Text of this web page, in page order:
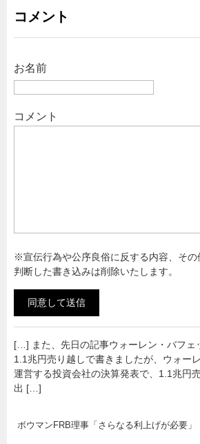
コメント
お名前
コメント
※宣伝行為や公序良俗に反する内容、その
判断した書き込みは削除いたします。
[…] また、先日の記事ウォーレン・バフェ
1.1兆円売り越しで書きましたが、ウォー
運営する投資会社の決算発表で、1.1兆円
出 […]
ボウマンFRB理事「さらなる利上げが必要